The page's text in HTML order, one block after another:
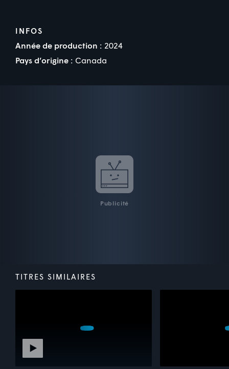
INFOS
Année de production : 2024
Pays d’origine : Canada
Publicité
TITRES SIMILAIRES